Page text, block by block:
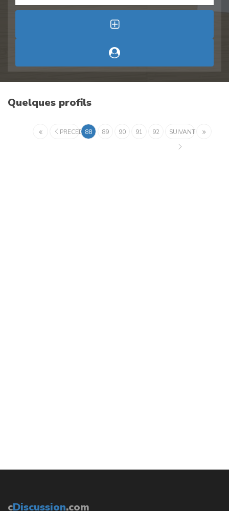
Quelques profils
PRECEDENT
88 89 90 91 92 SUIVANT
cDiscussion.com